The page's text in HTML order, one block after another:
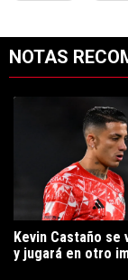
NOTAS
Un artículo de
Kevin Castaño se
y jugará en otro